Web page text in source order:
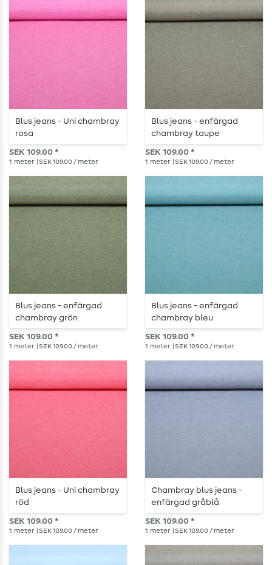
Blus jeans - Uni chambray
rosa
SEK 109.00 *
1 meter | SEK 109.00 / meter
Blus jeans - enfärgad
chambray taupe
SEK 109.00 *
1 meter | SEK 109.00 / meter
Blus jeans - enfärgad
chambray grön
SEK 109.00 *
1 meter | SEK 109.00 / meter
Blus jeans - enfärgad
chambray bleu
SEK 109.00 *
1 meter | SEK 109.00 / meter
Blus jeans - Uni chambray
röd
SEK 109.00 *
1 meter | SEK 109.00 / meter
Chambray blus jeans -
enfärgad gråblå
SEK 109.00 *
1 meter | SEK 109.00 / meter